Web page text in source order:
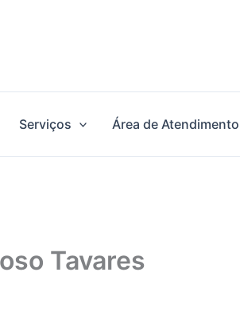
Serviços Área de Atendimento
Tavares